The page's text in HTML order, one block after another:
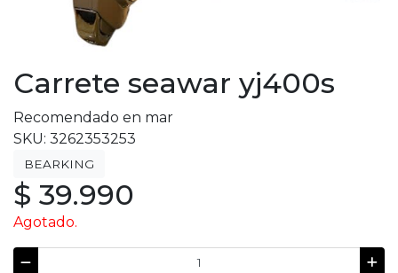
Carrete seawar yj400s
Recomendado en mar
SKU: 3262353253
BEARKING
$ 39.990
Agotado.